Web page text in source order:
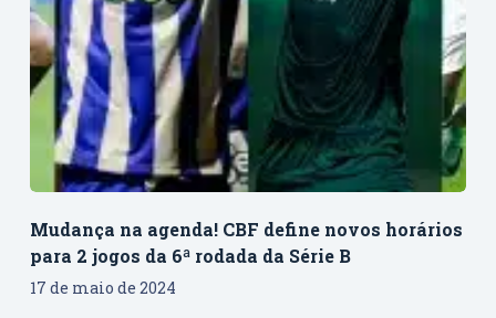
Mudança na agenda! CBF define novos horários
para 2 jogos da 6ª rodada da Série B
17 de maio de 2024